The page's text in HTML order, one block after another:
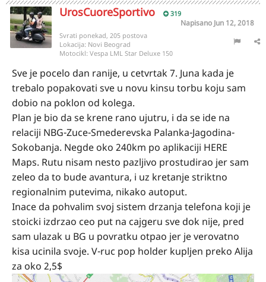
UrosCuoreSportivo 319
Napisano Jun 12, 2018
Svrati ponekad, 205 postova
Lokacija: Novi Beograd
Motocikl: Vespa LML Star Deluxe 150
Sve je pocelo dan ranije, u cetvrtak 7. Juna kada je
trebalo popakovati sve u novu kinsu torbu koju sam
dobio na poklon od kolega.
Plan je bio da se krene rano ujutru, i da se ide na
relaciji NBG-Zuce-Smederevska Palanka-Jagodina-
Sokobanja. Negde oko 240km po aplikaciji HERE
Maps. Rutu nisam nesto pazljivo prostudirao jer sam
zeleo da to bude avantura, i uz kretanje striktno
regionalnim putevima, nikako autoput.
Inace da pohvalim svoj sistem drzanja telefona koji je
stoicki izdrzao ceo put na cajgeru sve dok nije, pred
sam ulazak u BG u povratku otpao jer je verovatno
kisa ucinila svoje. V-ruc pop holder kupljen preko Alija
za oko 2,5$